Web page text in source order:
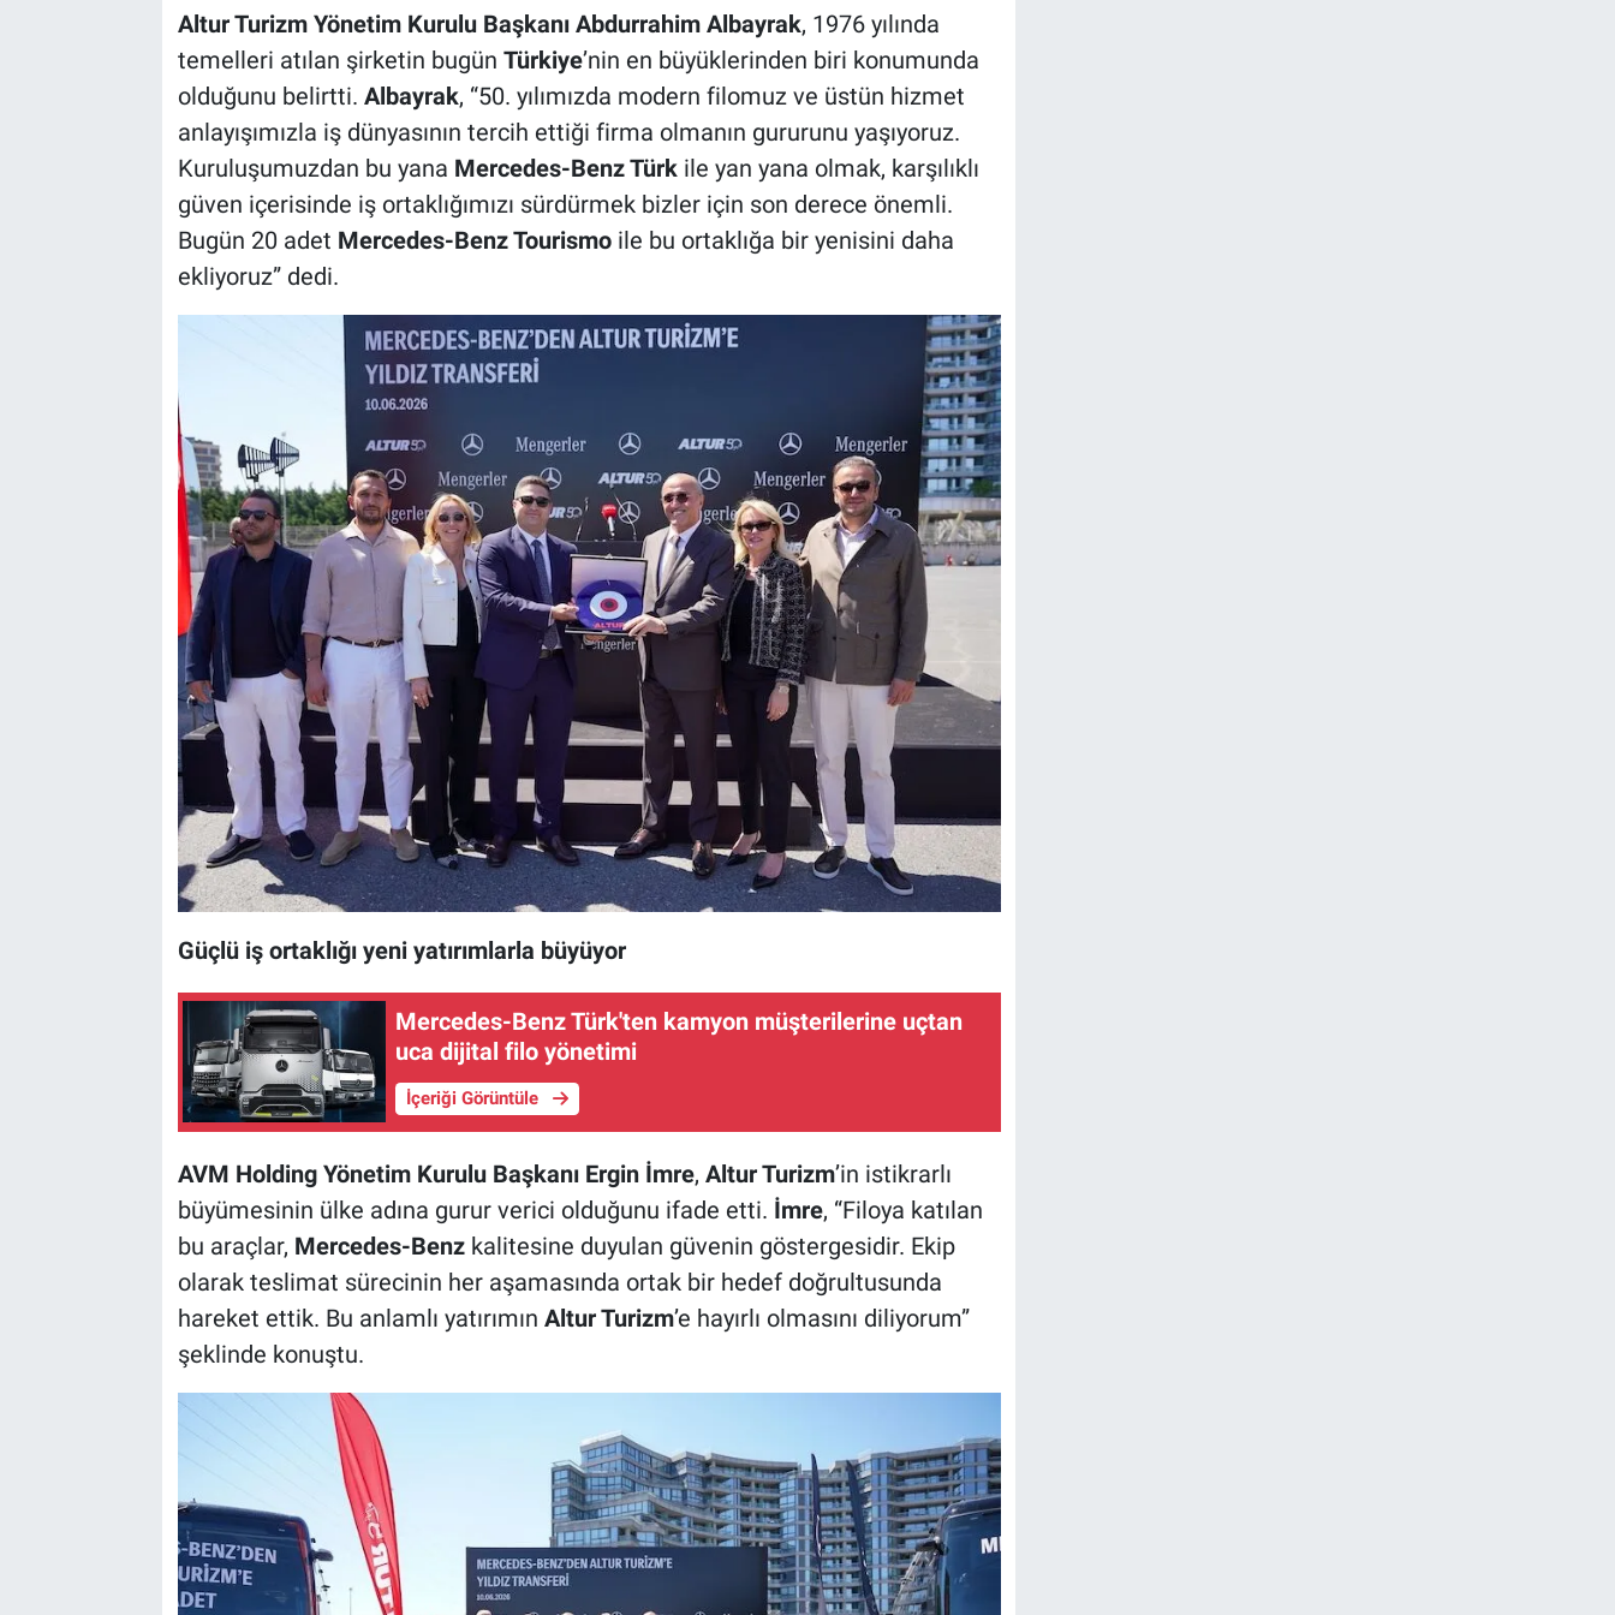
Altur Turizm Yönetim Kurulu Başkanı Abdurrahim Albayrak, 1976 yılında
temelleri atılan şirketin bugün Türkiye’nin en büyüklerinden biri konumunda
olduğunu belirtti. Albayrak, “50. yılımızda modern filomuz ve üstün hizmet
anlayışımızla iş dünyasının tercih ettiği firma olmanın gururunu yaşıyoruz.
Kuruluşumuzdan bu yana Mercedes-Benz Türkile yan yana olmak, karşılıklı
güven içerisinde iş ortaklığımızı sürdürmek bizler için son derece önemli.
Bugün 20 adet Mercedes-Benz Tourismoile bu ortaklığa bir yenisini daha
ekliyoruz” dedi.
Güçlü iş ortaklığı yeni yatırımlarla büyüyor
Mercedes-Benz Türk'ten kamyon müşterilerine uçtan
uca dijital filo yönetimi
İçeriği Görüntüle
AVM Holding Yönetim Kurulu Başkanı Ergin İmre, Altur Turizm’in istikrarlı
büyümesinin ülke adına gurur verici olduğunu ifade etti. İmre, “Filoya katılan
bu araçlar, Mercedes-Benzkalitesine duyulan güvenin göstergesidir. Ekip
olarak teslimat sürecinin her aşamasında ortak bir hedef doğrultusunda
hareket ettik. Bu anlamlı yatırımın Altur Turizm’e hayırlı olmasını diliyorum”
şeklinde konuştu.